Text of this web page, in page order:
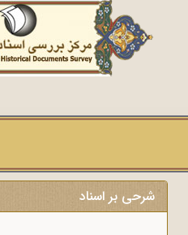
شرحی بر اسناد